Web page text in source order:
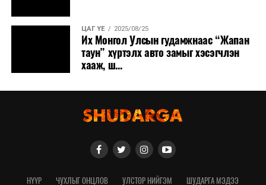
ЦАГ ҮЕ 2025/08/25
Их Монгол Улсын гудамжнаас “Жапан
таун” хүртэлх авто замыг хэсэгчлэн
хааж, ш...
НҮҮР ЧУХЛЫГ ОНЦЛОВ УЛСТӨР НИЙГЭМ ШУДАРГА МЭДЭЭ